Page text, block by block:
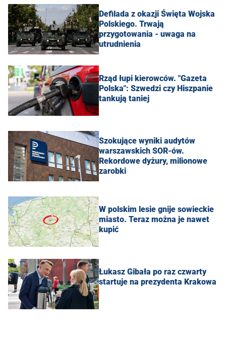
Defilada z okazji Święta Wojska
Polskiego. Trwają
przygotowania - uwaga na
utrudnienia
Rząd łupi kierowców. "Gazeta
Polska": Szwedzi czy Hiszpanie
tankują taniej
Szokujące wyniki audytów
warszawskich SOR-ów.
Rekordowe dyżury, milionowe
zarobki
W polskim lesie gnije sowieckie
miasto. Teraz można je nawet
kupić
Łukasz Gibała po raz czwarty
startuje na prezydenta Krakowa